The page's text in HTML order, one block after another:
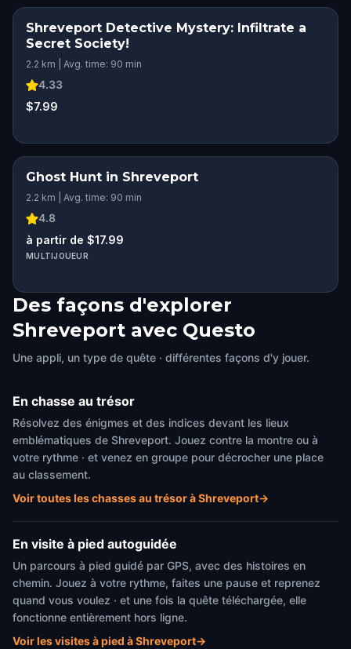
Shreveport Detective Mystery: Infiltrate a
Secret Society!
2.2 km | Avg. time: 90 min
4.33
$7.99
Ghost Hunt in Shreveport
2.2 km | Avg. time: 90 min
4.8
à partir de $17.99
MULTIJOUEUR
Des façons d'explorer
Shreveport avec Questo
Une appli, un type de quête · différentes façons d'y jouer.
En chasse au trésor
Résolvez des énigmes et des indices devant les lieux
emblématiques de Shreveport. Jouez contre la montre ou à
votre rythme · et venez en groupe pour décrocher une place
au classement.
Voir toutes les chasses au trésor à Shreveport→
En visite à pied autoguidée
Un parcours à pied guidé par GPS, avec des histoires en
chemin. Jouez à votre rythme, faites une pause et reprenez
quand vous voulez · et une fois la quête téléchargée, elle
fonctionne entièrement hors ligne.
Voir les visites à pied à Shreveport→